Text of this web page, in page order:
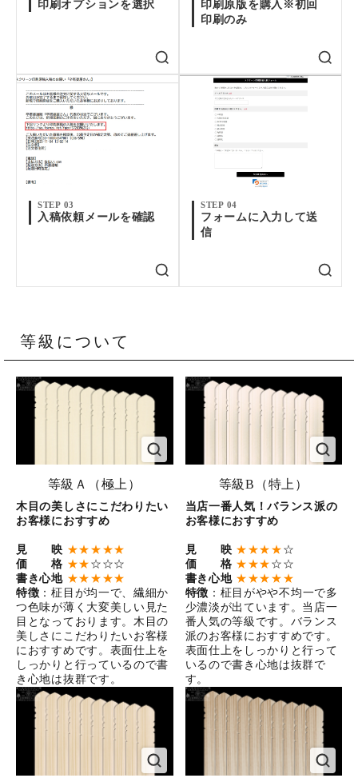
印刷オプションを選択
印刷原版を購入※初回
印刷のみ
STEP 03
入稿依頼メールを確認
STEP 04
フォームに入力して送
信
等級について
等級Ａ（極上）
木目の美しさにこだわりたい
お客様におすすめ
見 映 ★★★★★
価 格 ★★ ☆☆☆
書き心地 ★★★★★
特徴 ：柾目が均一で、繊細か
つ色味が薄く大変美しい見た
目となっております。木目の
美しさにこだわりたいお客様
におすすめです。表面仕上を
しっかりと行っているので書
き心地は抜群です。
等級B（特上）
当店一番人気！バランス派の
お客様におすすめ
見 映 ★★★★ ☆
価 格 ★★★ ☆☆
書き心地 ★★★★★
特徴 ：柾目がやや不均一で多
少濃淡が出ています。当店一
番人気の等級です。バランス
派のお客様におすすめです。
表面仕上をしっかりと行って
いるので書き心地は抜群で
す。